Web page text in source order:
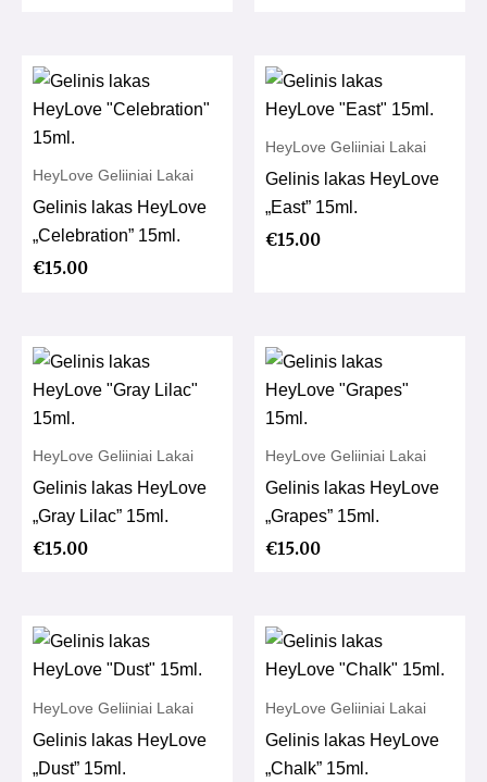
HeyLove Geliiniai Lakai
Gelinis lakas HeyLove
„Celebration” 15ml.
€15.00
HeyLove Geliiniai Lakai
Gelinis lakas HeyLove
„East” 15ml.
€15.00
HeyLove Geliiniai Lakai
Gelinis lakas HeyLove
„Gray Lilac” 15ml.
€15.00
HeyLove Geliiniai Lakai
Gelinis lakas HeyLove
„Grapes” 15ml.
€15.00
HeyLove Geliiniai Lakai
Gelinis lakas HeyLove
„Dust” 15ml.
HeyLove Geliiniai Lakai
Gelinis lakas HeyLove
„Chalk” 15ml.